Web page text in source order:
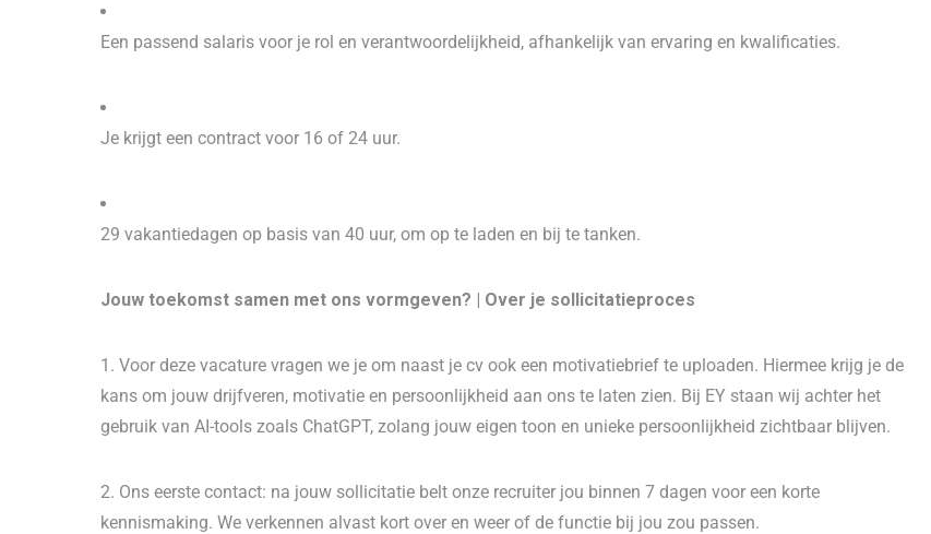
Een passend salaris voor je rol en verantwoordelijkheid, afhankelijk van ervaring en kwalificaties.
Je krijgt een contract voor 16 of 24 uur.
29 vakantiedagen op basis van 40 uur, om op te laden en bij te tanken.
Jouw toekomst samen met ons vormgeven? | Over je sollicitatieproces
1. Voor deze vacature vragen we je om naast je cv ook een motivatiebrief te uploaden. Hiermee krijg je de
kans om jouw drijfveren, motivatie en persoonlijkheid aan ons te laten zien. Bij EY staan wij achter het
gebruik van AI-tools zoals ChatGPT, zolang jouw eigen toon en unieke persoonlijkheid zichtbaar blijven.
2. Ons eerste contact: na jouw sollicitatie belt onze recruiter jou binnen 7 dagen voor een korte
kennismaking. We verkennen alvast kort over en weer of de functie bij jou zou passen.